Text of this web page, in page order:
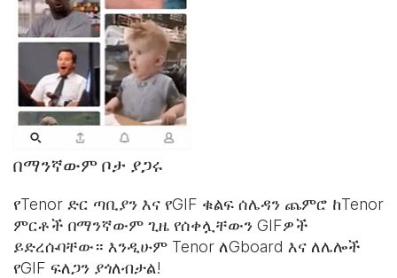
በማንኛውም ቦታ ያጋሩ
የTenor ድር ጣቢያን እና የGIF ቁልፍ ሰሌዳን ጨምሮ ከTenor
ምርቶች በማንኛውም ጊዜ የሰቀሏቸውን GIFዎች
ይድረሱባቸው። እንዲሁም Tenor ለGboard እና ለሌሎች
የGIF ፍለጋን ያጎለብታል!